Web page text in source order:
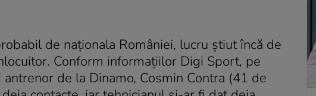
de naţionala României, lucru ştiut încă de
Conform informaţiilor Digi Sport, pe
de la Dinamo, Cosmin Contra (41 de